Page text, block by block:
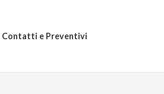
Contatti e Preventivi